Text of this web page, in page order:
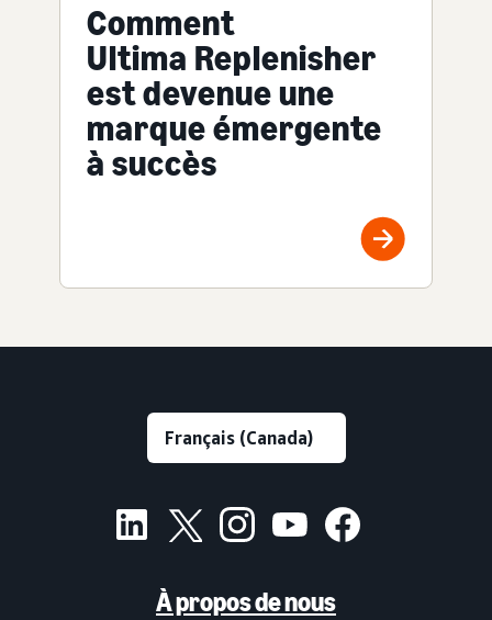
Comment
Ultima Replenisher
est devenue une
marque émergente
à succès
À propos de nous